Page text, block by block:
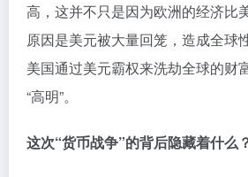
高，这并不只是因为欧洲的经济比
原因是美元被大量回笼，造成全球
美国通过美元霸权来洗劫全球的财
“高明”。
这次“货币战争”的背后隐藏着什么